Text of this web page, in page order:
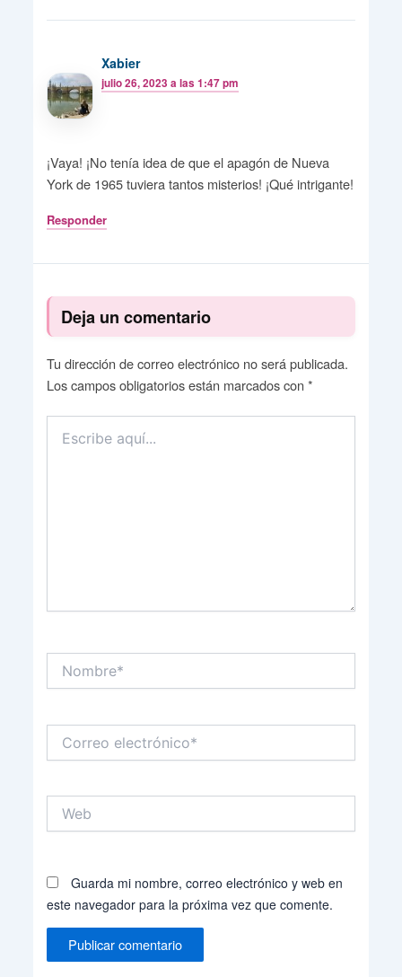
Xabier
julio 26, 2023 a las 1:47 pm
¡Vaya! ¡No tenía idea de que el apagón de Nueva
York de 1965 tuviera tantos misterios! ¡Qué intrigante!
Responder
Deja un comentario
Tu dirección de correo electrónico no será publicada.
Los campos obligatorios están marcados con *
aquí...
Nombre*
electrónico*
Guarda mi nombre, correo electrónico y web en
este navegador para la próxima vez que comente.